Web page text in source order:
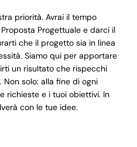
priorità. Avrai il tempo
Progettuale e darci il
che il progetto sia in linea
Siamo qui per apportare
un risultato che rispecchi
solo: alla fine di ogni
richieste e i tuoi obiettivi. In
con le tue idee.